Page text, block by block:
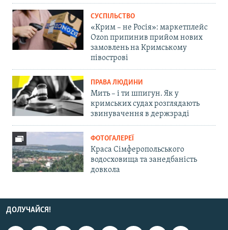
СУСПІЛЬСТВО
«Крим – не Росія»: маркетплейс
Ozon припинив прийом нових
замовлень на Кримському
півострові
ПРАВА ЛЮДИНИ
Мить – і ти шпигун. Як у
кримських судах розглядають
звинувачення в держзраді
ФОТОГАЛЕРЕЇ
Краса Сімферопольського
водосховища та занедбаність
довкола
ДОЛУЧАЙСЯ!